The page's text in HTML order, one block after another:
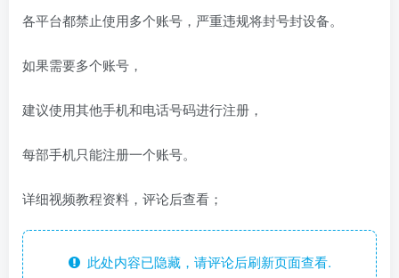
各平台都禁止使用多个账号，严重违规将封号封设备。
如果需要多个账号，
建议使用其他手机和电话号码进行注册，
每部手机只能注册一个账号。
详细视频教程资料，评论后查看；
此处内容已隐藏，请评论后刷新页面查看.